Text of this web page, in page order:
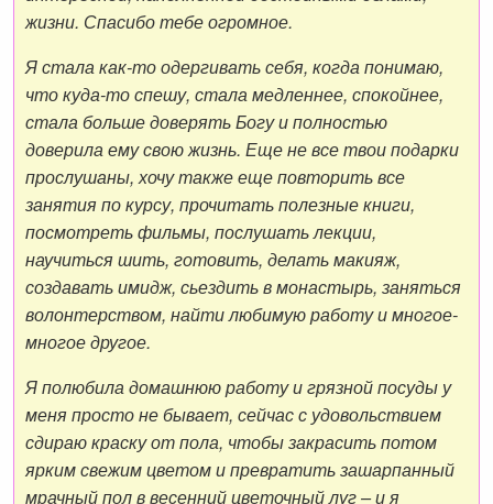
жизни. Спасибо тебе огромное.
Я стала как-то одергивать себя, когда понимаю,
что куда-то спешу, стала медленнее, спокойнее,
стала больше доверять Богу и полностью
доверила ему свою жизнь. Еще не все твои подарки
прослушаны, хочу также еще повторить все
занятия по курсу, прочитать полезные книги,
посмотреть фильмы, послушать лекции,
научиться шить, готовить, делать макияж,
создавать имидж, сьездить в монастырь, заняться
волонтерством, найти любимую работу и многое-
многое другое.
Я полюбила домашнюю работу и грязной посуды у
меня просто не бывает, сейчас с удовольствием
сдираю краску от пола, чтобы закрасить потом
ярким свежим цветом и превратить зашарпанный
мрачный пол в весенний цветочный луг – и я